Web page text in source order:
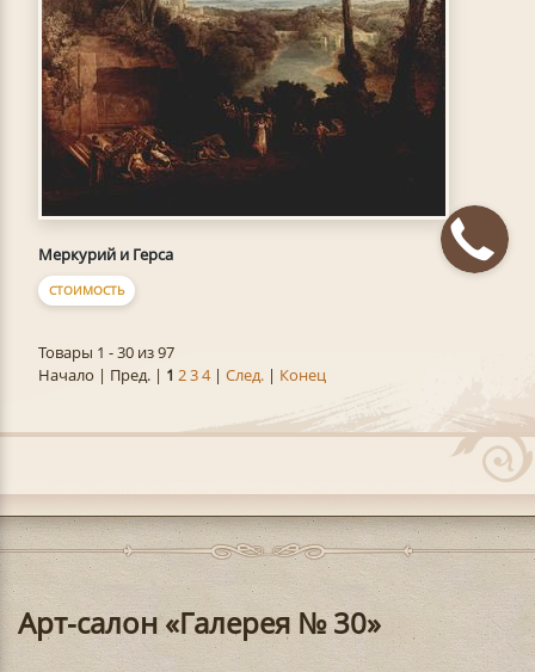
Меркурий и Герса
СТОИМОСТЬ
Товары 1 - 30 из 97
Начало | Пред. | 1 234| След. | Конец
Арт-салон «Галерея № 30»